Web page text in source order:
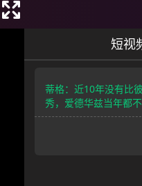
短视
蒂格：近10年没有比
秀，爱德华兹当年都